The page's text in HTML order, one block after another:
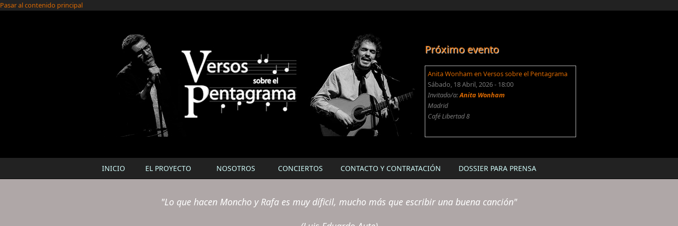
Pasar al contenido principal
Próximo evento
Anita Wonham en Versos sobre el Pentagrama
Sábado, 18 Abril, 2026 - 18:00
Invitado/a:Anita Wonham
Madrid
Café Libertad 8
INICIO EL PROYECTO NOSOTROS CONCIERTOS CONTACTO Y CONTRATACIÓN DOSSIER PARA PRENSA
"Lo que hacen Moncho y Rafa es muy díficil, mucho más que escribir una buena canción"